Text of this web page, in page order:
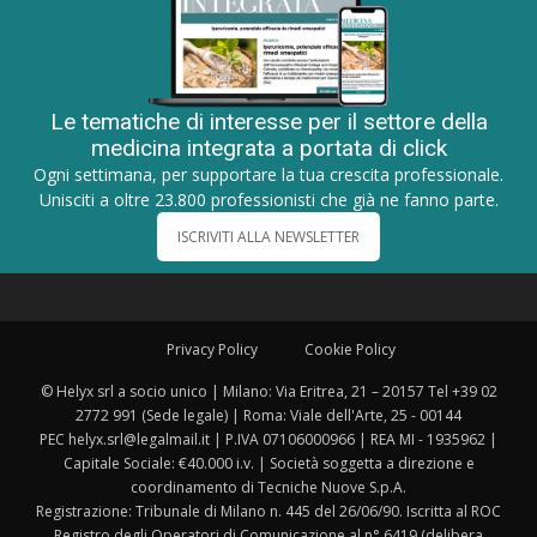
Le tematiche di interesse per il settore della
medicina integrata a portata di click
Ogni settimana, per supportare la tua crescita professionale.
Unisciti a oltre 23.800 professionisti che già ne fanno parte.
ISCRIVITI ALLA NEWSLETTER
Privacy Policy Cookie Policy
© Helyx srl a socio unico | Milano: Via Eritrea, 21 – 20157 Tel +39 02
2772 991 (Sede legale) | Roma: Viale dell'Arte, 25 - 00144
PEC helyx.srl@legalmail.it | P.IVA 07106000966 | REA MI - 1935962 |
Capitale Sociale: €40.000 i.v. | Società soggetta a direzione e
coordinamento di Tecniche Nuove S.p.A.
Registrazione: Tribunale di Milano n. 445 del 26/06/90. Iscritta al ROC